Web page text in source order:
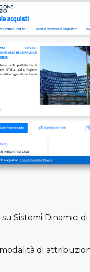
Sistemi Dinamici di
di